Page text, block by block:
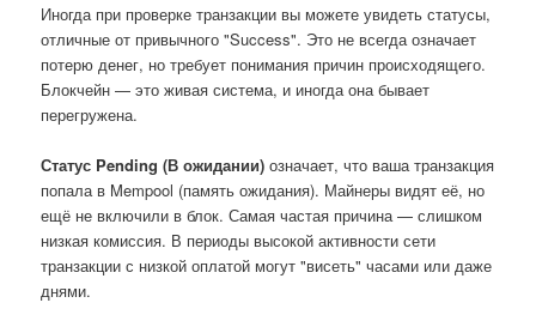
Иногда при проверке транзакции вы можете увидеть статусы,
отличные от привычного "Success". Это не всегда означает
потерю денег, но требует понимания причин происходящего.
Блокчейн — это живая система, и иногда она бывает
перегружена.
Статус Pending (В ожидании) означает, что ваша транзакция
попала в Mempool (память ожидания). Майнеры видят её, но
ещё не включили в блок. Самая частая причина — слишком
низкая комиссия. В периоды высокой активности сети
транзакции с низкой оплатой могут "висеть" часами или даже
днями.